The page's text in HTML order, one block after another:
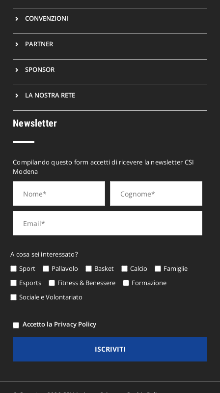
CONVENZIONI
PARTNER
SPONSOR
LA NOSTRA RETE
Newsletter
Compilando questo form accetti di ricevere la newsletter CSI
Modena
A cosa sei interessato?
Sport
Pallavolo Basket Calcio
Famiglie
Esports
Fitness & Benessere
Formazione
Sociale e Volontariato
Accetto la Privacy Policy
ISCRIVITI